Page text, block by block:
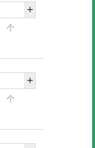
+
个
+
个